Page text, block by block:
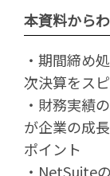
本資料から
・期間締め
次決算をス
・財務実績
が企業の成
ポイント
・NetSuite